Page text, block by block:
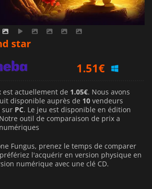
star
1.51€
2.19€
actuellement de 1.05€. Nous avons
disponible auprès de 10 vendeurs
sur PC. Le jeu est disponible en édition
outil de comparaison de prix a
Fungus, prenez le temps de comparer
l'acquérir en version physique en
numérique avec une clé CD.